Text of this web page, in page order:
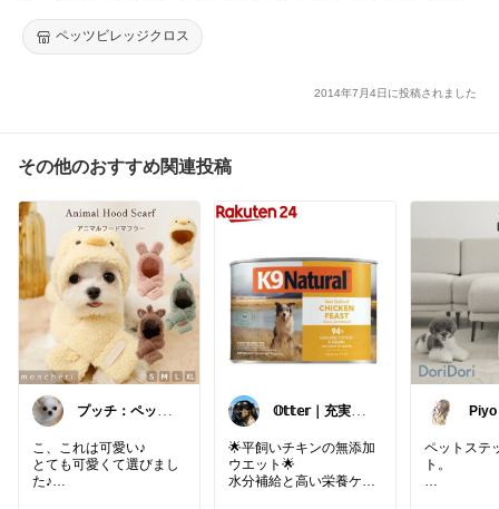
ズ】【アウトレットセール】
ペッツビレッジクロス
2014年7月4日に投稿されました
その他のおすすめ関連投稿
プッチ：ペット
こ、これは可愛い♪
とても可愛くて選びまし
た♪
𝕆𝕥𝕥𝕖𝕣｜充実わ
🌟平飼いチキンの無添加
ウエット🌟
水分補給と高い栄養ケア
ペットステ
ト。